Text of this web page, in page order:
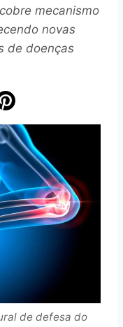
mecanismo
novas
de doenças
de defesa do